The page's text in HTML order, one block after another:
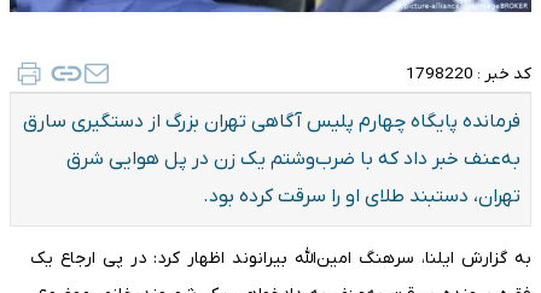
کد خبر : 1798220
فرمانده پایگاه چهارم پلیس آگاهی تهران بزرگ از دستگیری سارق
به‌عنف خبر داد که با ضرب‌وشتم یک زن در پل هوایی شرق
تهران، دستبند طلای او را سرقت کرده بود.
به گزارش ایلنا، سرهنگ امین‌الله بیرانوند اظهار کرد: در پی ارجاع یک